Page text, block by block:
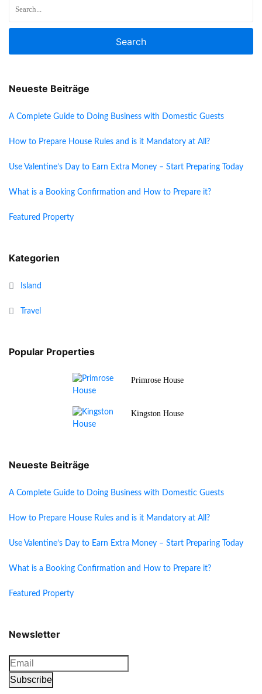
Search
Neueste Beiträge
A Complete Guide to Doing Business with Domestic Guests
How to Prepare House Rules and is it Mandatory at All?
Use Valentine’s Day to Earn Extra Money – Start Preparing Today
What is a Booking Confirmation and How to Prepare it?
Featured Property
Kategorien
Island
Travel
Popular Properties
Primrose House
Kingston House
Neueste Beiträge
A Complete Guide to Doing Business with Domestic Guests
How to Prepare House Rules and is it Mandatory at All?
Use Valentine’s Day to Earn Extra Money – Start Preparing Today
What is a Booking Confirmation and How to Prepare it?
Featured Property
Newsletter
Subscribe